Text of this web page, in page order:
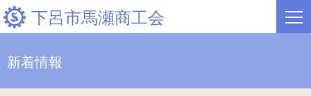
下呂市馬瀬商工会
新着情報